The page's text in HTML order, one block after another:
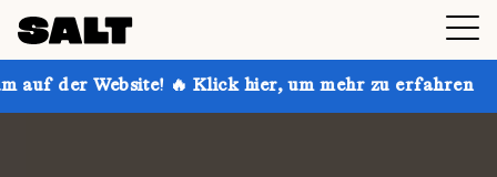
🔥 Klick hier, um mehr zu erfahren Hol dir bis zu